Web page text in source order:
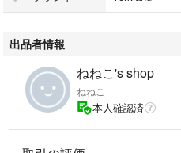
ご理解いただけるかたの
タグはなしです。
共布あり。
出品者情報
ねねこ's shop
ねねこ
本人確認済